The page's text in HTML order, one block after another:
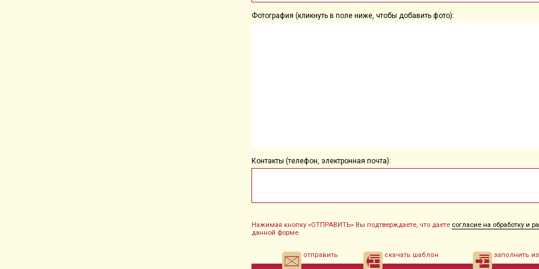
Фотография (кликнуть в поле ниже, чтобы добавить фото):
Контакты (телефон, электронная почта):
Нажимая кнопку «ОТПРАВИТЬ» Вы подтверждаете, что даете согласие на обработку и
данной форме.
отправить скачать шаблон заполнить